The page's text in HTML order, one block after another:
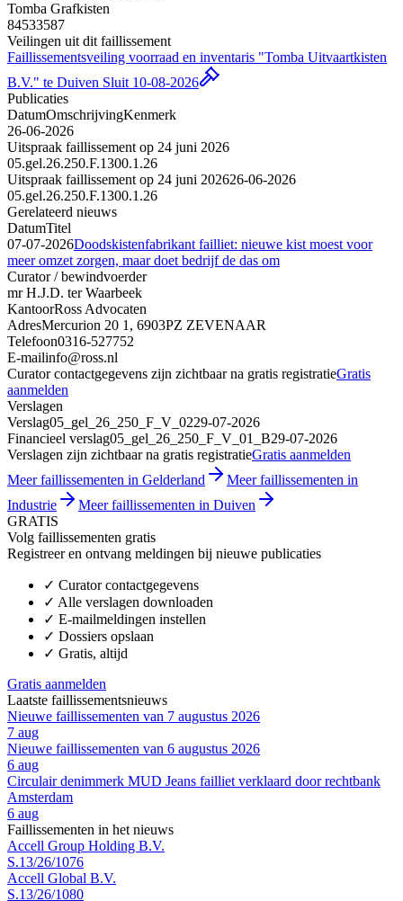
Tomba Grafkisten
84533587
Veilingen uit dit faillissement
Faillissementsveiling voorraad en inventaris "Tomba Uitvaartkisten
B.V." te Duiven Sluit 10-08-2026
Publicaties
DatumOmschrijvingKenmerk
26-06-2026
Uitspraak faillissement op 24 juni 2026
05.gel.26.250.F.1300.1.26
Uitspraak faillissement op 24 juni 202626-06-2026
05.gel.26.250.F.1300.1.26
Gerelateerd nieuws
DatumTitel
07-07-2026Doodskistenfabrikant failliet: nieuwe kist moest voor
meer omzet zorgen, maar doet bedrijf de das om
Curator / bewindvoerder
mr H.J.D. ter Waarbeek
KantoorRoss Advocaten
AdresMercurion 20 1, 6903PZ ZEVENAAR
Telefoon0316-527752
E-mailinfo@ross.nl
Curator contactgegevens zijn zichtbaar na gratis registratieGratis
aanmelden
Verslagen
Verslag05_gel_26_250_F_V_0229-07-2026
Financieel verslag05_gel_26_250_F_V_01_B29-07-2026
Verslagen zijn zichtbaar na gratis registratieGratis aanmelden
Meer faillissementen in Gelderland
Meer faillissementen in
Industrie
Meer faillissementen in Duiven
GRATIS
Volg faillissementen gratis
Registreer en ontvang meldingen bij nieuwe publicaties
✓ Curator contactgegevens
✓ Alle verslagen downloaden
✓ E-mailmeldingen instellen
✓ Dossiers opslaan
✓ Gratis, altijd
Gratis aanmelden
Laatste faillissementsnieuws
Nieuwe faillissementen van 7 augustus 2026
7 aug
Nieuwe faillissementen van 6 augustus 2026
6 aug
Circulair denimmerk MUD Jeans failliet verklaard door rechtbank
Amsterdam
6 aug
Faillissementen in het nieuws
Accell Group Holding B.V.
S.13/26/1076
Accell Global B.V.
S.13/26/1080